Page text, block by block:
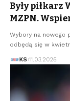
Były piłkarz
MZPN.
Wybory na nowego
odbędą się w
KS 11.03.2025